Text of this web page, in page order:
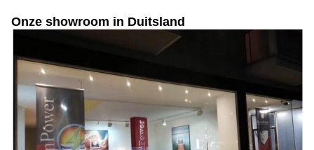
Onze showroom in Duitsland